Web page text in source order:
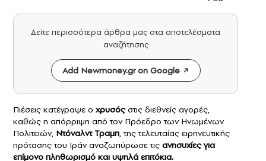
Δείτε περισσότερα άρθρα μας στα αποτελέσματα
αναζήτησης
Add Newmoney.gr on Google
Πιέσεις κατέγραψε ο χρυσόςστις διεθνείς αγορές,
καθώς η απόρριψη από τον Πρόεδρο των Ηνωμένων
Πολιτειών, Ντόναλντ Τραμπ,της τελευταίας ειρηνευτικής
πρότασης του Ιράν αναζωπύρωσε τις ανησυχίες για
επίμονο πληθωρισμό και υψηλά επιτόκια.